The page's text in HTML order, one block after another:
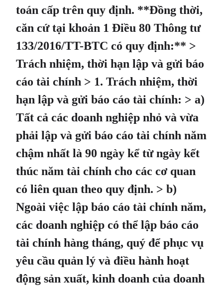
toán cấp trên quy định. **Đồng thời,
căn cứ tại khoản 1 Điều 80 Thông tư
133/2016/TT-BTC có quy định:** >
Trách nhiệm, thời hạn lập và gửi báo
cáo tài chính > 1. Trách nhiệm, thời
hạn lập và gửi báo cáo tài chính: > a)
Tất cả các doanh nghiệp nhỏ và vừa
phải lập và gửi báo cáo tài chính năm
chậm nhất là 90 ngày kể từ ngày kết
thúc năm tài chính cho các cơ quan
có liên quan theo quy định. > b)
Ngoài việc lập báo cáo tài chính năm,
các doanh nghiệp có thể lập báo cáo
tài chính hàng tháng, quý để phục vụ
yêu cầu quản lý và điều hành hoạt
động sản xuất, kinh doanh của doanh